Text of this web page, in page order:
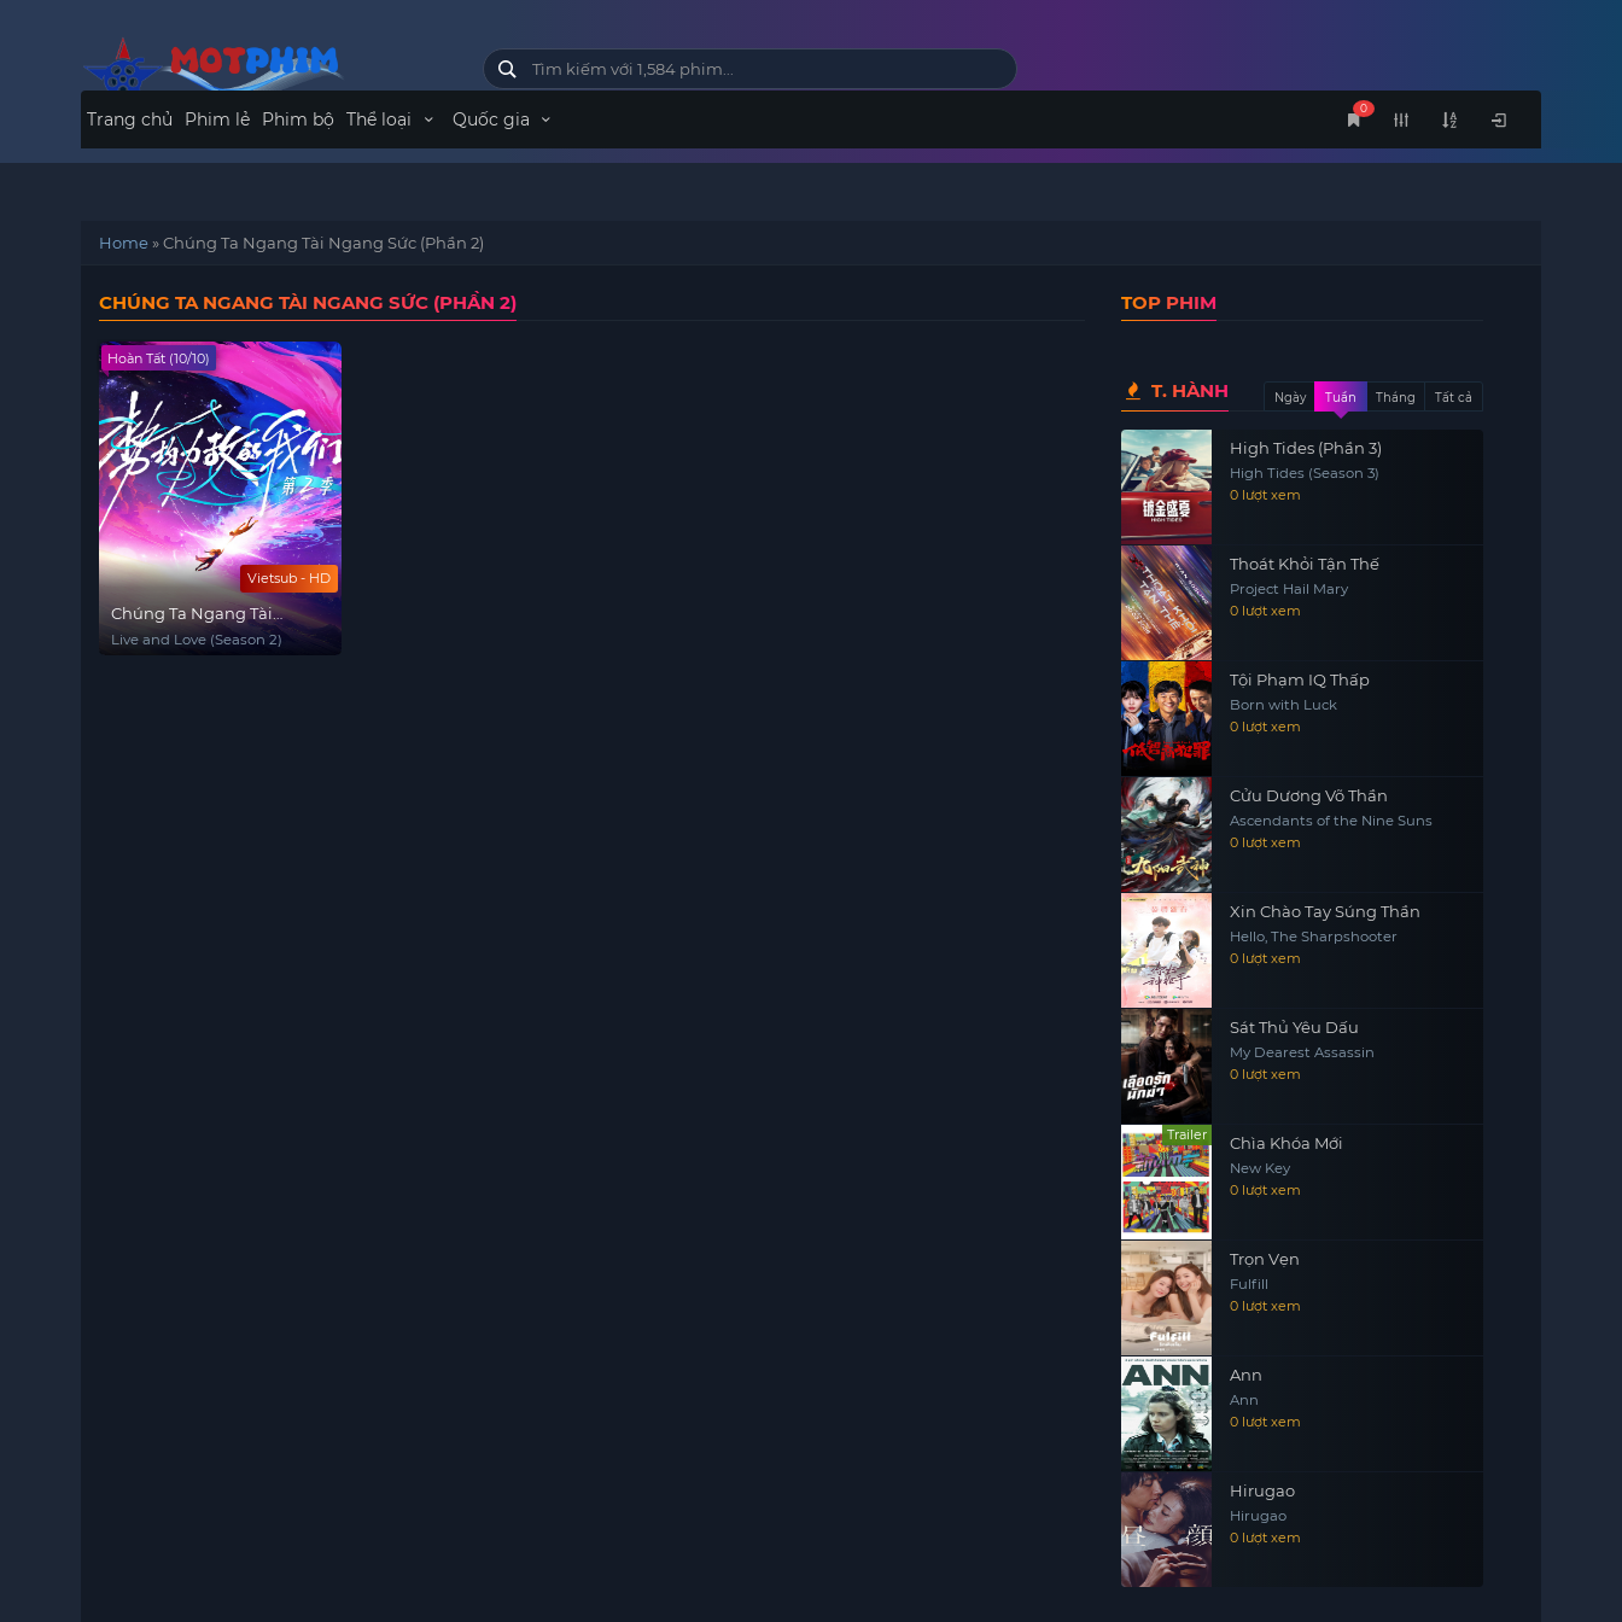
0
Trang chủ Phim lẻ Phim bộ Thể loại Quốc gia
Home»Chúng Ta Ngang Tài Ngang Sức (Phần 2)
CHÚNG TA NGANG TÀI NGANG SỨC (PHẦN 2)
Vietsub - HD
Hoàn Tất (10/10)
Chúng Ta Ngang Tài
Ngang Sức (Phần 2)
Live and Love (Season 2)
TOP PHIM
T. HÀNH Ngày Tuần Tháng Tất cả
High Tides (Phần 3)
High Tides (Season 3)
0 lượt xem
Thoát Khỏi Tận Thế
Project Hail Mary
0 lượt xem
Tội Phạm IQ Thấp
Born with Luck
0 lượt xem
Cửu Dương Võ Thần
Ascendants of the Nine Suns
0 lượt xem
Xin Chào Tay Súng Thần
Hello, The Sharpshooter
0 lượt xem
Sát Thủ Yêu Dấu
My Dearest Assassin
0 lượt xem
Trailer Chìa Khóa Mới
New Key
0 lượt xem
Trọn Vẹn
Fulfill
0 lượt xem
Ann
Ann
0 lượt xem
Hirugao
Hirugao
0 lượt xem